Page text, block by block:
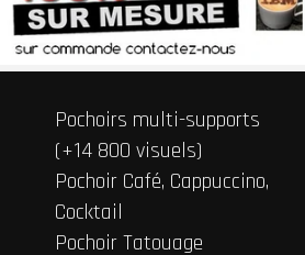
Pochoirs multi-supports
(+14 800 visuels)
Pochoir Café, Cappuccino,
Cocktail
Pochoir Tatouage